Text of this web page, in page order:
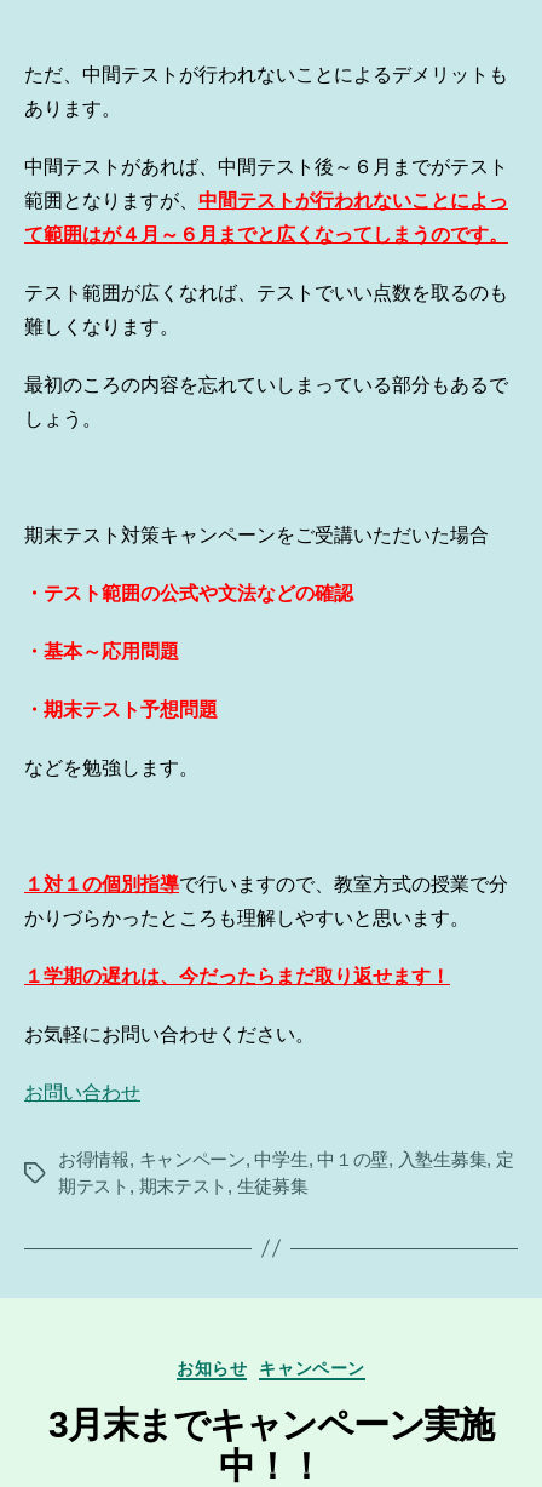
ただ、中間テストが行われないことによるデメリットも
あります。
中間テストがあれば、中間テスト後～６月までがテスト
範囲となりますが、 中間テストが行われないことによっ
て範囲はが４月～６月までと広くなってしまうのです。
テスト範囲が広くなれば、テストでいい点数を取るのも
難しくなります。
最初のころの内容を忘れていしまっている部分もあるで
しょう。
期末テスト対策キャンペーンをご受講いただいた場合
・テスト範囲の公式や文法などの確認
・基本～応用問題
・期末テスト予想問題
などを勉強します。
１対１の個別指導で行いますので、教室方式の授業で分
かりづらかったところも理解しやすいと思います。
１学期の遅れは、今だったらまだ取り返せます！
お気軽にお問い合わせください。
お問い合わせ
タ
お得情報, キャンペーン,中学生,中１の壁, 入塾生募集, 定
期テスト , 期末テスト , 生徒募集
カ
テ
ゴ
リ
ー
お知らせ キャンペーン
3月末までキャンペーン実施
中！！